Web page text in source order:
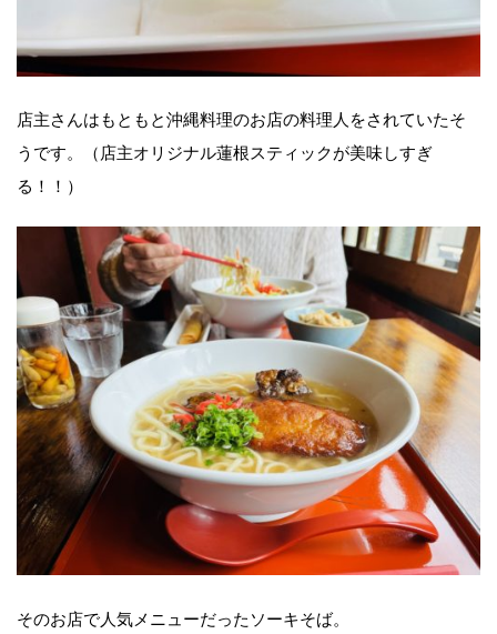
店主さんはもともと沖縄料理のお店の料理人をされていたそ
うです。（店主オリジナル蓮根スティックが美味しすぎ
る！！）
そのお店で人気メニューだったソーキそば。